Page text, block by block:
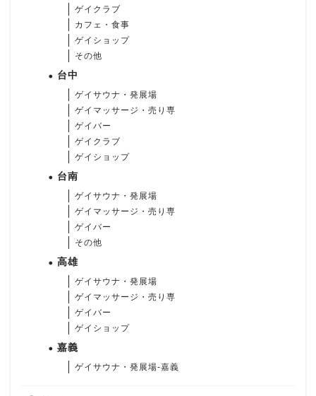
ゲイクラブ
カフェ・食事
ゲイショップ
その他
台中
ゲイサウナ・発展場
ゲイマッサージ・売り専
ゲイバー
ゲイクラブ
ゲイショップ
台南
ゲイサウナ・発展場
ゲイマッサージ・売り専
ゲイバー
その他
高雄
ゲイサウナ・発展場
ゲイマッサージ・売り専
ゲイバー
ゲイショップ
嘉義
ゲイサウナ・発展場-嘉義